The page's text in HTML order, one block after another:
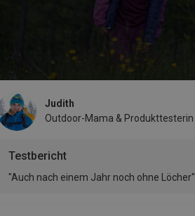
Testbericht
Judith
Outdoor-Mama & Produkttesterin
"Auch nach einem Jahr noch ohne Löcher"